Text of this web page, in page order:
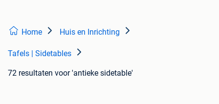
Home Huis en Inrichting
Tafels | Sidetables
72 resultaten voor 'antieke sidetable'